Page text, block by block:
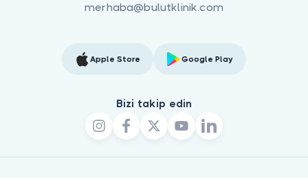
merhaba@bulutklinik.com
Apple Store Google Play
Bizi takip edin